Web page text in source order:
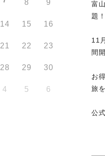
8 9
14 15 16
21 22 23
28 29 30
4 5 6
富
題
11
間
お
旅
公